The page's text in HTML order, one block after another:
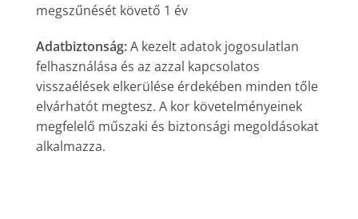
megszűnését követő 1 év
Adatbiztonság:A kezelt adatok jogosulatlan
felhasználása és az azzal kapcsolatos
visszaélések elkerülése érdekében minden tőle
elvárhatót megtesz. A kor követelményeinek
megfelelő műszaki és biztonsági megoldásokat
alkalmazza.